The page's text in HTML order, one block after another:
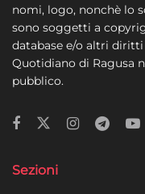
nomi, logo, nonchè lo
sono soggetti a
database e/o altri
Quotidiano di Ragusa
pubblico.
Sezioni